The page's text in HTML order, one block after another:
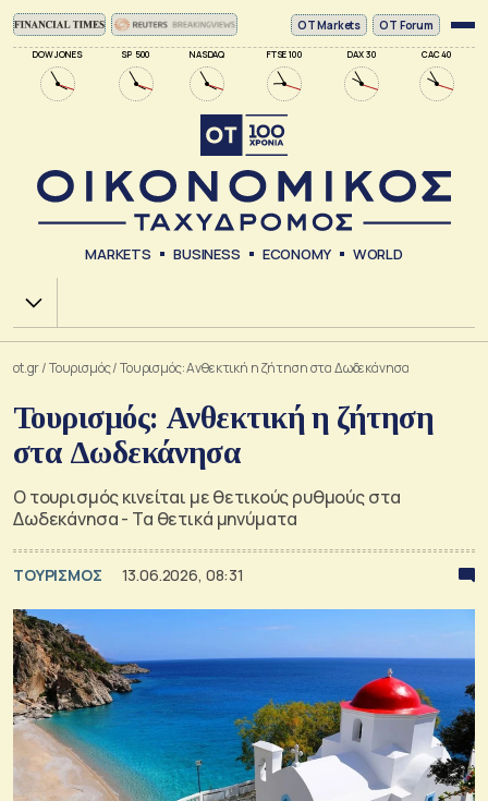
DOW JONES SP 500 NASDAQ FTSE 100 DAX 30 CAC 40
ΟΤ Markets OT Forum
MARKETS BUSINESS ECONOMY WORLD
Χ.Α.
ot.gr/Τουρισμός/Τουρισμός: Ανθεκτική η ζήτηση στα Δωδεκάνησα
Τουρισμός: Ανθεκτική η ζήτηση
στα Δωδεκάνησα
Ο τουρισμός κινείται με θετικούς ρυθμούς στα
Δωδεκάνησα - Τα θετικά μηνύματα
ΤΟΥΡΙΣΜΟΣ 13.06.2026, 08:31